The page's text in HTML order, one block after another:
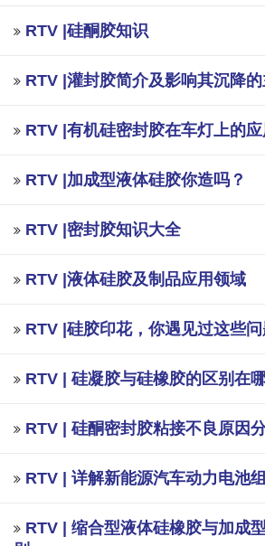
RTV |硅酮胶知识
RTV |灌封胶简介及影响其沉降
RTV |有机硅密封胶在车灯上的应
RTV |加成型液体硅胶你造吗？
RTV |密封胶知识大全
RTV |液体硅胶及制品应用领域
RTV |硅胶印花，你遇见过这些问
RTV | 硅凝胶与硅橡胶的区别在
RTV | 硅酮密封胶粘接不良原因
RTV | 详解新能源汽车动力电池
RTV | 缩合型液体硅橡胶与加成